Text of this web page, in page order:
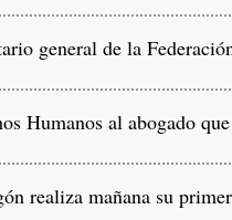
general de la
Humanos al abogado
realiza mañana su